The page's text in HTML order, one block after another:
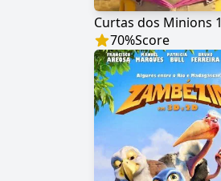
Curtas dos Minions 1
70%Score